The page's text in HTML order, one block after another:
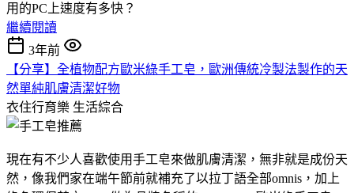
用的PC上速度有多快？
繼續閱讀
3年前
【分享】全植物配方歐米綠手工皂，歐洲傳統冷製法製作的天
然單純肌膚清潔好物
衣住行育樂 生活綜合
現在有不少人喜歡使用手工皂來做肌膚清潔，無非就是成份天
然，像我們家在端午節前就補充了以拉丁語全部omnis，加上